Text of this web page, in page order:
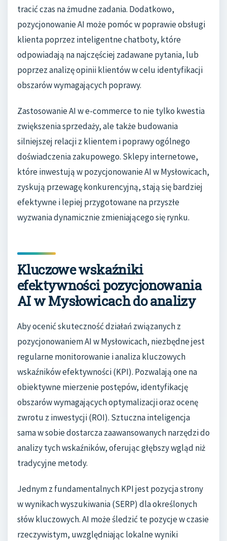
tracić czas na żmudne zadania. Dodatkowo,
pozycjonowanie AI może pomóc w poprawie obsługi
klienta poprzez inteligentne chatboty, które
odpowiadają na najczęściej zadawane pytania, lub
poprzez analizę opinii klientów w celu identyfikacji
obszarów wymagających poprawy.
Zastosowanie AI w e-commerce to nie tylko kwestia
zwiększenia sprzedaży, ale także budowania
silniejszej relacji z klientem i poprawy ogólnego
doświadczenia zakupowego. Sklepy internetowe,
które inwestują w pozycjonowanie AI w Mysłowicach,
zyskują przewagę konkurencyjną, stają się bardziej
efektywne i lepiej przygotowane na przyszłe
wyzwania dynamicznie zmieniającego się rynku.
Kluczowe wskaźniki
efektywności pozycjonowania
AI w Mysłowicach do analizy
Aby ocenić skuteczność działań związanych z
pozycjonowaniem AI w Mysłowicach, niezbędne jest
regularne monitorowanie i analiza kluczowych
wskaźników efektywności (KPI). Pozwalają one na
obiektywne mierzenie postępów, identyfikację
obszarów wymagających optymalizacji oraz ocenę
zwrotu z inwestycji (ROI). Sztuczna inteligencja
sama w sobie dostarcza zaawansowanych narzędzi do
analizy tych wskaźników, oferując głębszy wgląd niż
tradycyjne metody.
Jednym z fundamentalnych KPI jest pozycja strony
w wynikach wyszukiwania (SERP) dla określonych
słów kluczowych. AI może śledzić te pozycje w czasie
rzeczywistym, uwzględniając lokalne wyniki